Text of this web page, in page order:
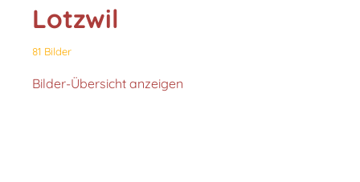
Lotzwil
81 Bilder
Bilder-Übersicht anzeigen